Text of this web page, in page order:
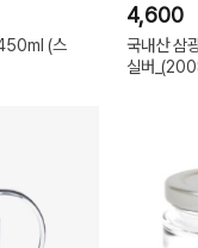
(스
4,600
국내산 삼
실버